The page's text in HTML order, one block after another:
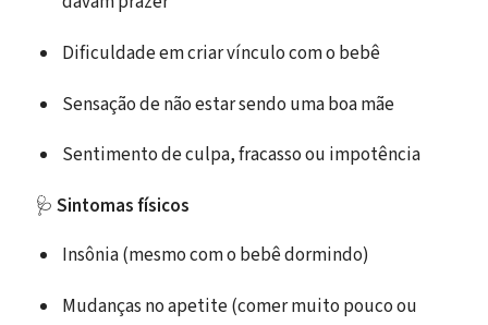
Dificuldade em criar vínculo com o bebê
Sensação de não estar sendo uma boa mãe
Sentimento de culpa, fracasso ou impotência
🩺 Sintomas físicos
Insônia (mesmo com o bebê dormindo)
Mudanças no apetite (comer muito pouco ou